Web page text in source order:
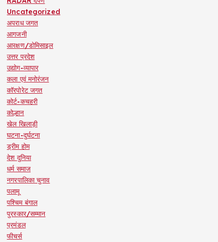
Uncategorized
अपराध जगत
आगजनी
आरक्षण/डोमिसाइल
उत्तर प्रदेश
उद्योग-व्यापार
कला एवं मनोरंजन
कॉरपोरेट जगत
कोर्ट-कचहरी
कोल्हान
खेल खिलाड़ी
घटना-दुर्घटना
ड्रीम होम
देश दुनिया
धर्म समाज
नगरपालिका चुनाव
पलामू
पश्चिम बंगाल
पुरस्कार/सम्मान
प्रमंडल
फीचर्स